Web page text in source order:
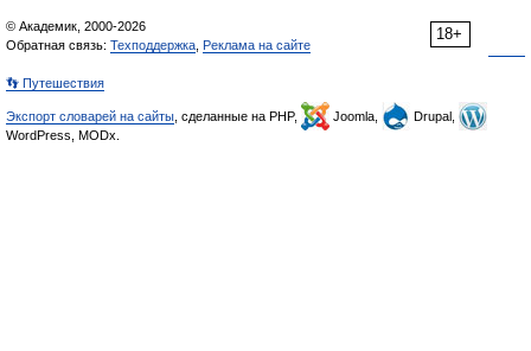
18+
© Академик, 2000-2026
Обратная связь: Техподдержка Реклама на сайте
👣 Путешествия
Экспорт словарей на сайты , сделанные на PHP, Joomla,
Drupal,
WordPress, MODx.